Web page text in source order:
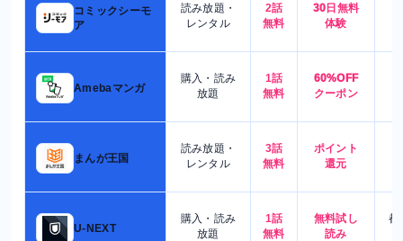
コミックシーモ
ア
読み放題・
レンタル
2話
無料
30日無料
体験
Amebaマンガ
購入・読み
放題
1話
無料
60%OFF
クーポン
まんが王国
読み放題・
レンタル
3話
無料
ポイント
還元
U-NEXT
購入・読み
放題
1話
無料
無料試し
読み
都